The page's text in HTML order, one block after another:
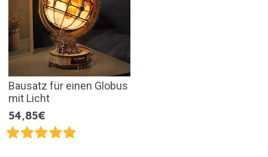
Bausatz für einen Globus
mit Licht
54,85€